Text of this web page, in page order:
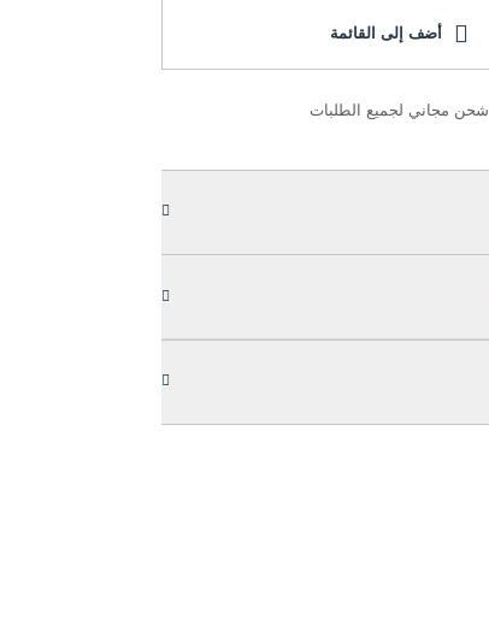
أضف إلى القائمة
شحن مجاني لجميع الطلبات